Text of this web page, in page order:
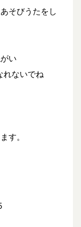
そびうたをし
い
ないでね
す。